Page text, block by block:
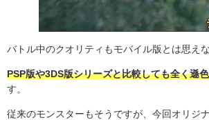
バトル中のクオリティもモバイル版とは思え
PSP版や3DS版シリーズと比較しても全く遜
す。
従来のモンスターもそうですが、今回オリジ